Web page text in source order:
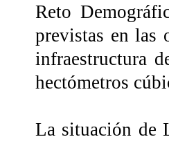
Reto
previstas en las
infraestructura
hectómetros
La situación de